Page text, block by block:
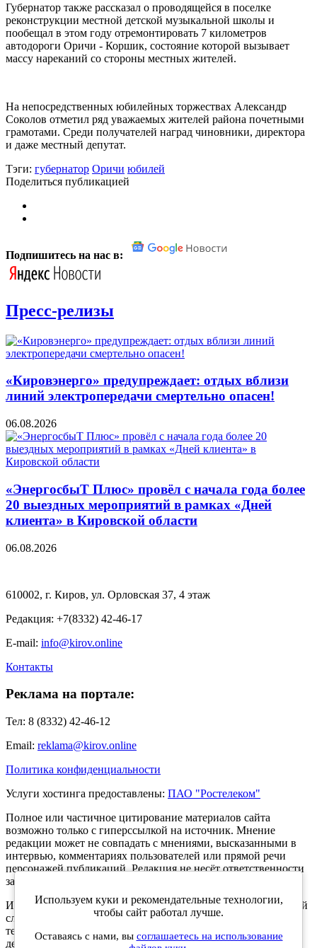
Губернатор также рассказал о проводящейся в поселке
реконструкции местной детской музыкальной школы и
пообещал в этом году отремонтировать 7 километров
автодороги Оричи - Коршик, состояние которой вызывает
массу нареканий со стороны местных жителей.
На непосредственных юбилейных торжествах Александр
Соколов отметил ряд уважаемых жителей района почетными
грамотами. Среди получателей наград чиновники, директора
и даже местный депутат.
Тэги: губернатор Оричи юбилей
Поделиться публикацией
Подпишитесь на нас в:
Пресс-релизы
«Кировэнерго» предупреждает: отдых вблизи
линий электропередачи смертельно опасен!
06.08.2026
«ЭнергосбыТ Плюс» провёл с начала года более
20 выездных мероприятий в рамках «Дней
клиента» в Кировской области
06.08.2026
610002, г. Киров, ул. Орловская 37, 4 этаж
Редакция: +7(8332) 42-46-17
E-mail: info@kirov.online
Контакты
Реклама на портале:
Тел: 8 (8332) 42-46-12
Email: reklama@kirov.online
Политика конфиденциальности
Услуги хостинга предоставлены: ПАО "Ростелеком"
Полное или частичное цитирование материалов сайта
возможно только с гиперссылкой на источник. Мнение
редакции может не совпадать с мнениями, высказанными в
интервью, комментариях пользователей или прямой речи
персонажей публикаций. Редакция не несёт ответственности
за текст комментариев читателей.
Интернет-портал Kirov.online зарегистрирован в Федеральной
службе по надзору в сфере связи, информационных
технологий и массовых коммуникаций (Роскомнадзор) 5
декабря 2019 года. Регистрационный номер ЭЛ № ФС 77 -
Используем куки и рекомендательные технологии,
чтобы сайт работал лучше.
Оставаясь с нами, вы соглашаетесь на использование